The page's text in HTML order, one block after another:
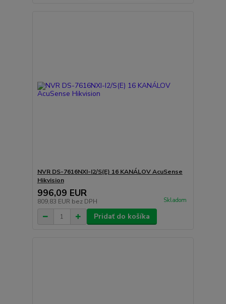
NVR DS-7616NXI-I2/S(E) 16 KANÁLOV AcuSense
Hikvision
996,09 EUR
809,83 EUR bez DPH Skladom
Pridať do košíka